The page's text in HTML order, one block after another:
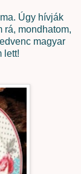
Úgy hívják
rá, mondhatom,
magyar
lett!